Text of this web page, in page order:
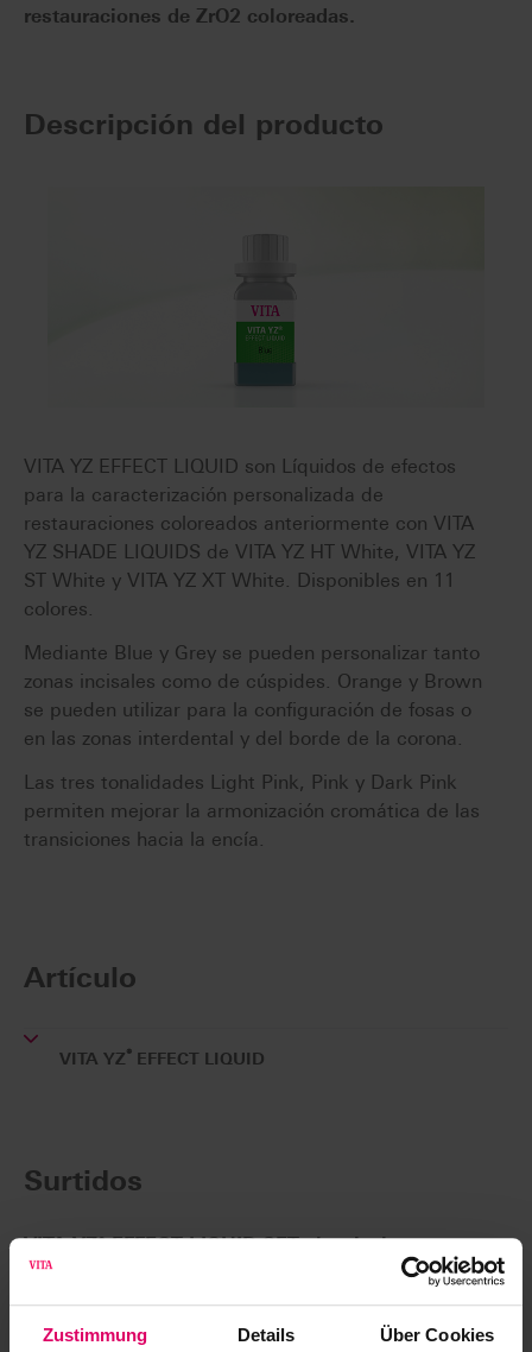
Zustimmung Details Über Cookies
restauraciones de ZrO2 coloreadas.
Descripción del producto
VITA YZ EFFECT LIQUID son Líquidos de efectos
para la caracterización personalizada de
restauraciones coloreados anteriormente con VITA
YZ SHADE LIQUIDS de VITA YZ HT White, VITA YZ
ST White y VITA YZ XT White. Disponibles en 11
colores.
Mediante Blue y Grey se pueden personalizar tanto
zonas incisales como de cúspides. Orange y Brown
se pueden utilizar para la configuración de fosas o
en las zonas interdental y del borde de la corona.
Las tres tonalidades Light Pink, Pink y Dark Pink
permiten mejorar la armonización cromática de las
transiciones hacia la encía.
Artículo
VITA YZ® EFFECT LIQUID
Surtidos
VITA YZ® EFFECT LIQUID SET classical
EZ0C1AS